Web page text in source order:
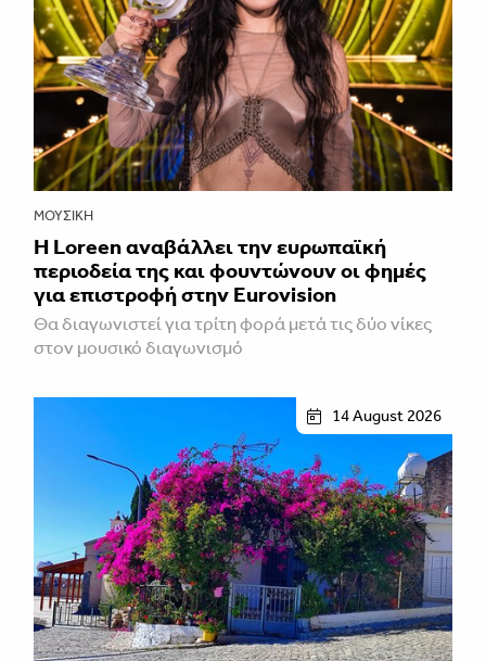
ΜΟΥΣΙΚΉ
Η Loreen αναβάλλει την ευρωπαϊκή
περιοδεία της και φουντώνουν οι φημές
για επιστροφή στην Eurovision
Θα διαγωνιστεί για τρίτη φορά μετά τις δύο νίκες
στον μουσικό διαγωνισμό
14 August 2026